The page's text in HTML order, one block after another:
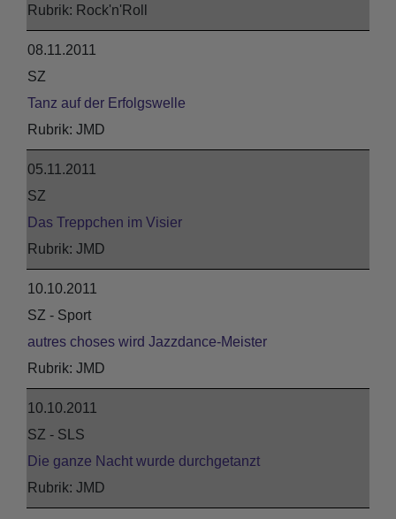
Rock'n'Roll
08.11.2011
SZ
Tanz auf der Erfolgswelle
JMD
05.11.2011
SZ
Das Treppchen im Visier
JMD
10.10.2011
SZ - Sport
autres choses wird Jazzdance-Meister
JMD
10.10.2011
SZ - SLS
Die ganze Nacht wurde durchgetanzt
JMD